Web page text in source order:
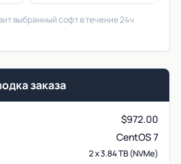
выбранный софт в течение 24ч
заказа
$972.00
CentOS 7
2 x 3.84 TB (NVMe)